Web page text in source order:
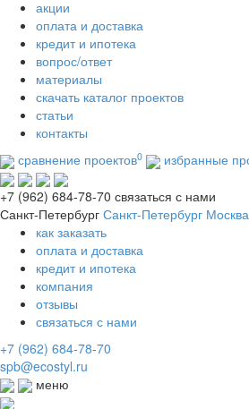
акции
оплата и доставка
кредит и ипотека
вопрос/ответ
материалы
скачать каталог проектов
статьи
контакты
сравнение проектов0 избранные
+7 (962) 684-78-70 связаться с нами
Санкт-Петербург Санкт-Петербург Москва
как заказать
оплата и доставка
кредит и ипотека
компания
отзывы
связаться с нами
+7 (962) 684-78-70
spb@ecostyl.ru
меню